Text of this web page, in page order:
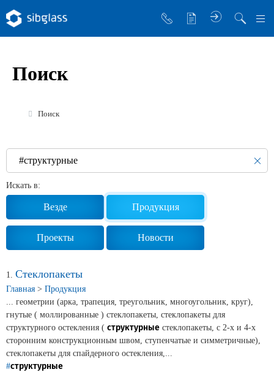
Управляющая компания
Инженер Стеклов
История компании
Политика в области качества
Работа в Sibglass
Новости и события
Продажа недвижимости
Продукция
Поиск
Поиск
Искать в:
Везде Продукция
Проекты Новости
1. Стеклопакеты
Главная > Продукция
... геометрии (арка, трапеция, треугольник, многоугольник, круг),
гнутые ( моллированные ) стеклопакеты, стеклопакеты для
структурного остекления ( структурные стеклопакеты, с 2-х и 4-х
сторонним конструкционным швом, ступенчатые и симметричные),
стеклопакеты для спайдерного остекления,...
#структурные